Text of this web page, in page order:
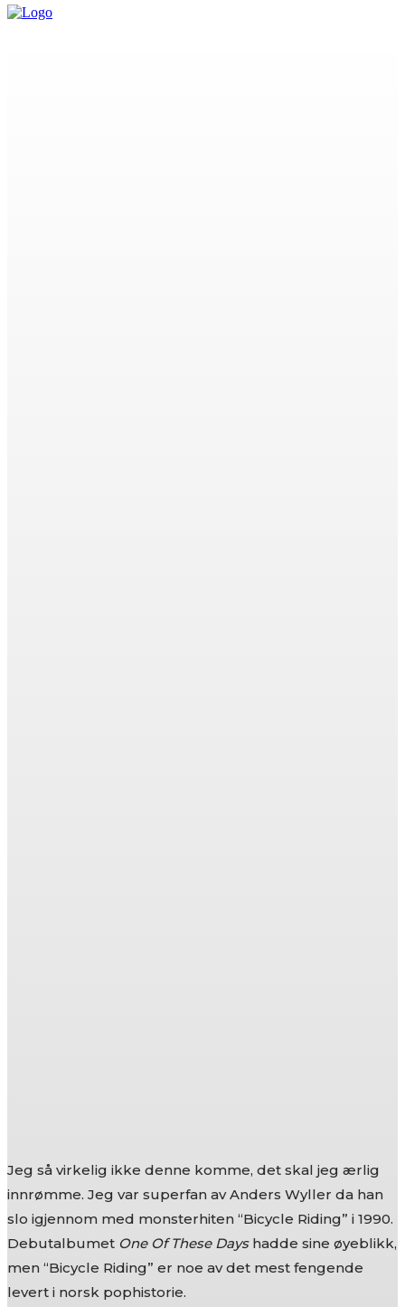
Jeg så virkelig ikke denne komme, det skal jeg ærlig
innrømme. Jeg var superfan av Anders Wyller da han
slo igjennom med monsterhiten “Bicycle Riding” i 1990.
Debutalbumet One Of These Dayshadde sine øyeblikk,
men “Bicycle Riding” er noe av det mest fengende
levert i norsk pophistorie.